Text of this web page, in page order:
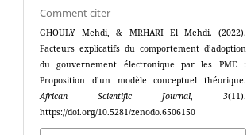
Comment citer
GHOULY Mehdi, & MRHARI El Mehdi. (2022).
Facteurs explicatifs du comportement d’adoption
du gouvernement électronique par les PME :
Proposition d’un modèle conceptuel théorique.
African Scientific Journal, 3(11).
https://doi.org/10.5281/zenodo.6506150